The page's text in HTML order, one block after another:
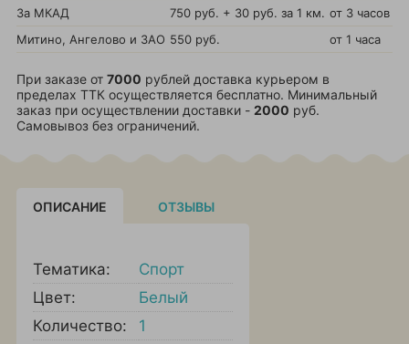
За МКАД
750 руб. + 30 руб. за 1 км. от 3 часов
Митино, Ангелово и ЗАО 550 руб. от 1 часа
При заказе от 7000 рублей доставка курьером в
пределах ТТК осуществляется бесплатно. Минимальный
заказ при осуществлении доставки - 2000 руб.
Самовывоз без ограничений.
ОПИСАНИЕ ОТЗЫВЫ
Тематика:
Спорт
Цвет:
Белый
Количество:
1